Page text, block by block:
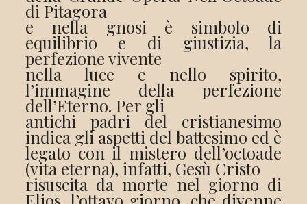
di Pitagora
e nella gnosi è simbolo di
equilibrio e di giustizia, la
perfezione vivente
nella luce e nello spirito,
l’immagine della perfezione
dell’Eterno. Per gli
antichi padri del cristianesimo
indica gli aspetti del battesimo ed è
legato con il mistero dell’octoade
(vita eterna), infatti, Gesù Cristo
risuscita da morte nel giorno di